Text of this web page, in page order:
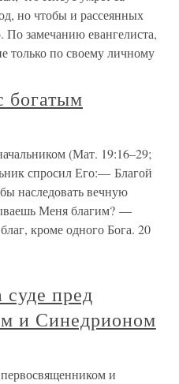
но чтобы и рассеянных
По замечанию евангелиста,
только по своему личному
богатым
(Мат. 19:16–29;
спросил Его:— Благой
наследовать вечную
Меня благим? —
кроме одного Бога. 20
пред
и Синедрионом
и